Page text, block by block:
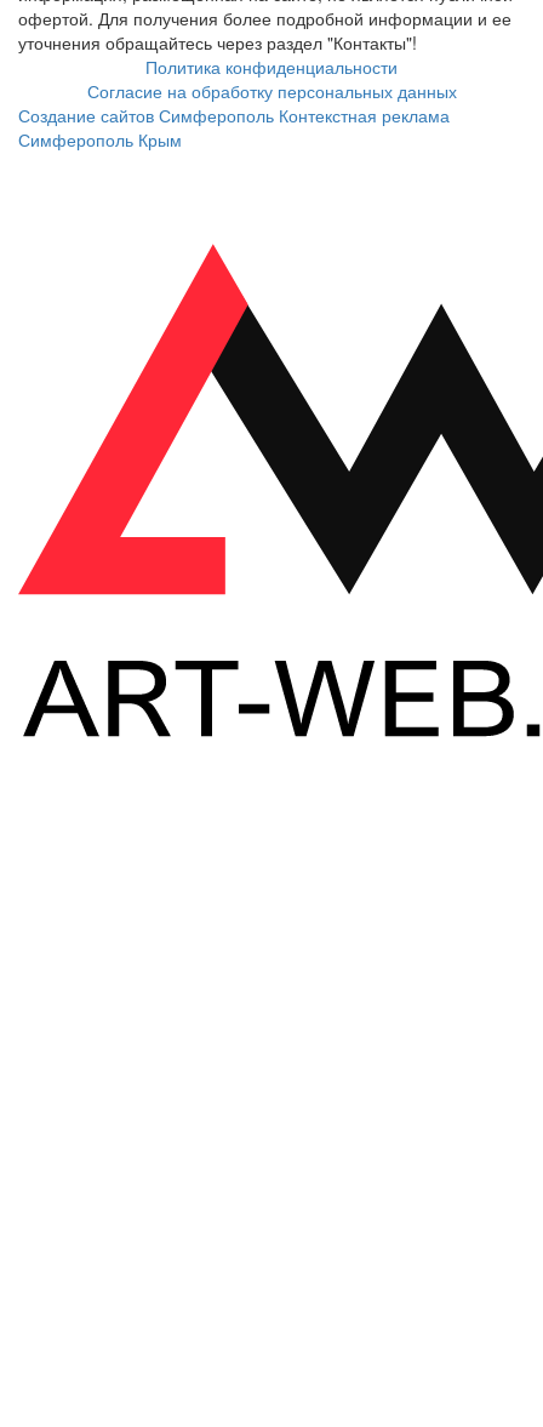
офертой. Для получения более подробной информации и ее
уточнения обращайтесь через раздел "Контакты"!
Политика конфиденциальности
Согласие на обработку персональных данных
Создание сайтов Симферополь Контекстная реклама
Симферополь Крым